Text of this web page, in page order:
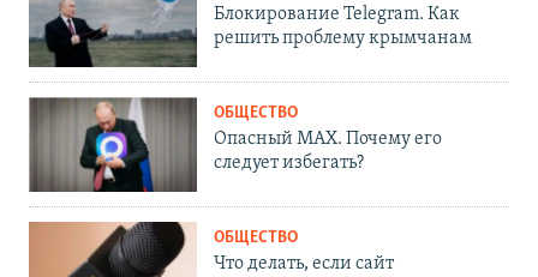
Блокирование Telegram. Как
решить проблему крымчанам
ОБЩЕСТВО
Опасный MAX. Почему его
следует избегать?
ОБЩЕСТВО
Что делать, если сайт